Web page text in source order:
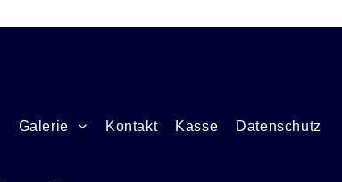
Galerie Kontakt Kasse Datenschutz